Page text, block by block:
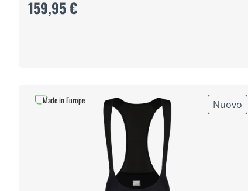
159,95 €
Nuovo
Made in Europe